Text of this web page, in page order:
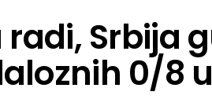
radi, Srbija
0/8